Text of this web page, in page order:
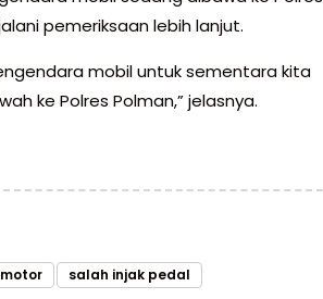
pemeriksaan lebih lanjut.
mobil untuk sementara kita
ke Polres Polman,” jelasnya.
salah injak pedal